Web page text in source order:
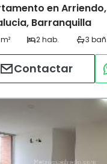
en Arriendo,
Barranquilla
Contactar